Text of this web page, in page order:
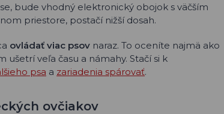
bude vhodný elektronický obojok s väčším
priestore, postačí nižší dosah.
ovládať viac psov naraz. To oceníte najmä ako
veľa času a námahy. Stačí si k
psa a zariadenia spárovať.
ovčiakov